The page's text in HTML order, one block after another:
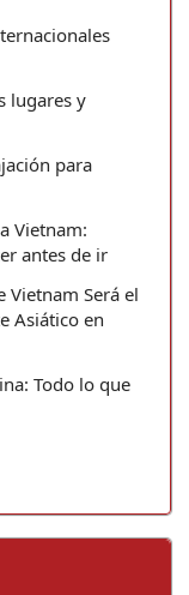
lugares y
para
Vietnam:
antes de ir
Vietnam Será el
Asiático en
Todo lo que